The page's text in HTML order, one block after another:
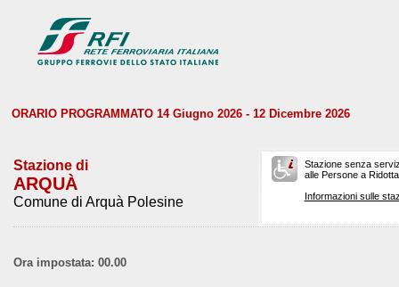
ORARIO PROGRAMMATO 14 Giugno 2026 - 12 Dicembre 2026
Stazione di
ARQUÀ
Comune di Arquà Polesine
Stazione senza
alle Persone a
Informazioni sulle
Ora impostata: 00.00